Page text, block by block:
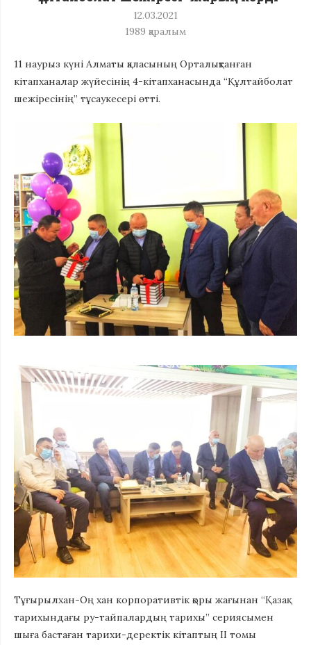
12.03.2021
1989 қаралым
11 наурыз күні Алматы қаласының Орталықтанған
кітапханалар жүйесінің 4-кітапханасында “Құлтайболат
шежіресінің” тұсаукесері өтті.
Тұғырылхан-Оң хан корпоративтік қоры жағынан “Қазақ
тарихындағы ру-тайпалардың тарихы” сериясымен
шыға бастаған тарихи-деректік кітаптың II томы